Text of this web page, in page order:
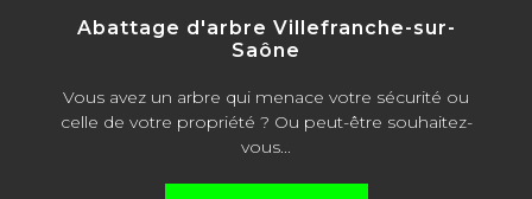
Abattage d'arbre Villefranche-sur-
Saône
Vous avez un arbre qui menace votre sécurité ou
celle de votre propriété ? Ou peut-être souhaitez-
vous...